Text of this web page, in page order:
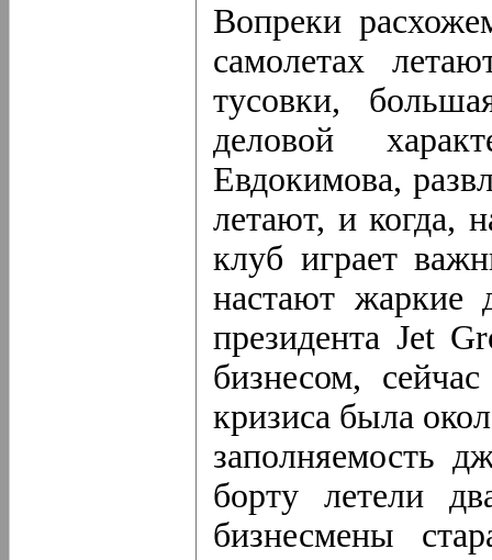
Вопреки
самолетах
тусовки,
деловой
Евдокимова,
летают, и когда,
клуб играет
настают
президента Jet
бизнесом,
кризиса была
заполняемость
борту летели
бизнесмены